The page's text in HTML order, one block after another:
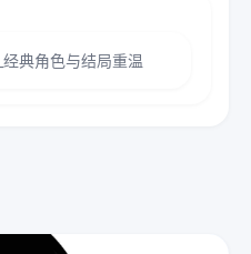
典角色与结局重温